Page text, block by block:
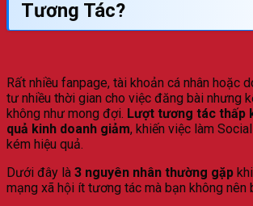
Tương Tác?
Rất nhiều fanpage, tài khoản cá nhân hoặc
tư nhiều thời gian cho việc đăng bài nhưng
không như mong đợi. Lượt tương tác thấp
quả kinh doanh giảm, khiến việc làm
kém hiệu quả.
Dưới đây là 3 nguyên nhân thường gặp
mạng xã hội ít tương tác mà bạn không nên